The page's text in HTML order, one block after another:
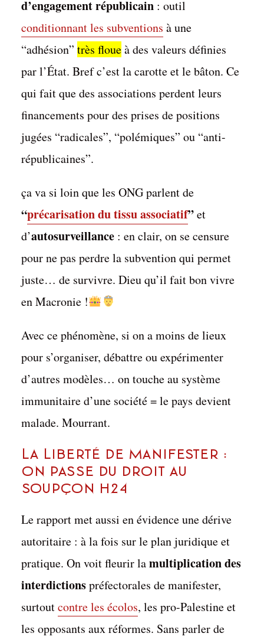
d’engagement républicain: outil
conditionnant les subventions à une
“adhésion” très floueà des valeurs définies
par l’État. Bref c’est la carotte et le bâton. Ce
qui fait que des associations perdent leurs
financements pour des prises de positions
jugées “radicales”, “polémiques” ou “anti-
républicaines”.
ça va si loin que les ONG parlent de
“précarisation du tissu associatif”et
d’autosurveillance: en clair, on se censure
pour ne pas perdre la subvention qui permet
juste… de survivre. Dieu qu’il fait bon vivre
en Macronie !
Avec ce phénomène, si on a moins de lieux
pour s’organiser, débattre ou expérimenter
d’autres modèles… on touche au système
immunitaire d’une société = le pays devient
malade. Mourrant.
La Liberté de manifester :
on passe du droit au
soupçon h24
Le rapport met aussi en évidence une dérive
autoritaire : à la fois sur le plan juridique et
pratique. On voit fleurir lamultiplication des
interdictionspréfectorales de manifester,
surtoutcontre les écolos, les pro-Palestine et
les opposants aux réformes. Sans parler de